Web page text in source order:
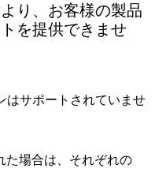
り、お客様の製品
を提供できませ
はサポートされていませ
た場合は、それぞれの